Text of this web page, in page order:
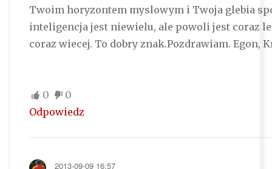
Twoim horyzontem myslowym i Twoja glebia
inteligencja jest niewielu, ale powoli jest coraz
coraz wiecej. To dobry znak.Pozdrawiam. Egon,
0
0
Odpowiedz
2013-09-09 16:57